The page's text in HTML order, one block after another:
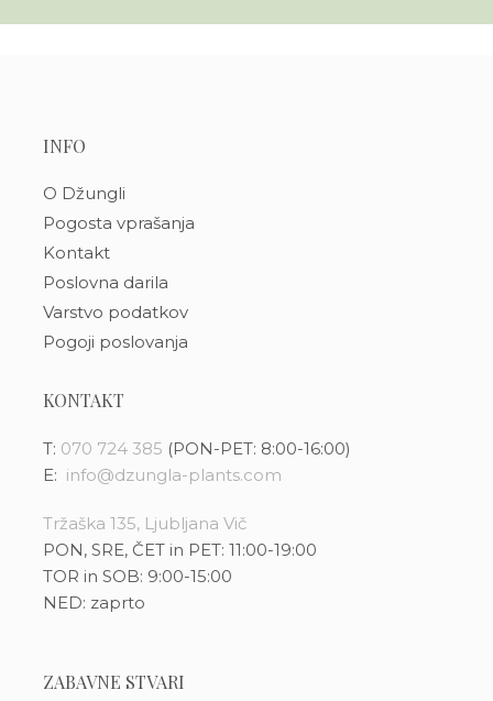
INFO
O Džungli
Pogosta vprašanja
Kontakt
Poslovna darila
Varstvo podatkov
Pogoji poslovanja
KONTAKT
T: 070 724 385 (PON-PET: 8:00-16:00)
E: info@dzungla-plants.com
Tržaška 135, Ljubljana Vič
PON, SRE, ČET in PET: 11:00-19:00
TOR in SOB: 9:00-15:00
NED: zaprto
ZABAVNE STVARI